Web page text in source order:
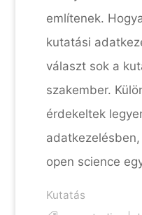
említenek.
kutatási
választ sok a
szakember.
érdekeltek
open science
Kutatás